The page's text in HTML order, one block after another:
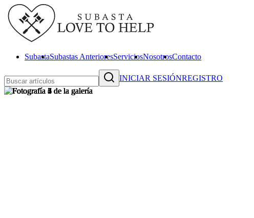
SubastaSubastas AnterioresServiciosNosotrosContacto
INICIAR SESIÓNREGISTRO